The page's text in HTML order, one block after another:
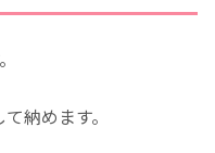
納めます。